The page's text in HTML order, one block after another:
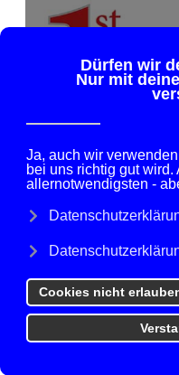
+49.8781.2034.048
Wien im
20. MÄRZ 2026